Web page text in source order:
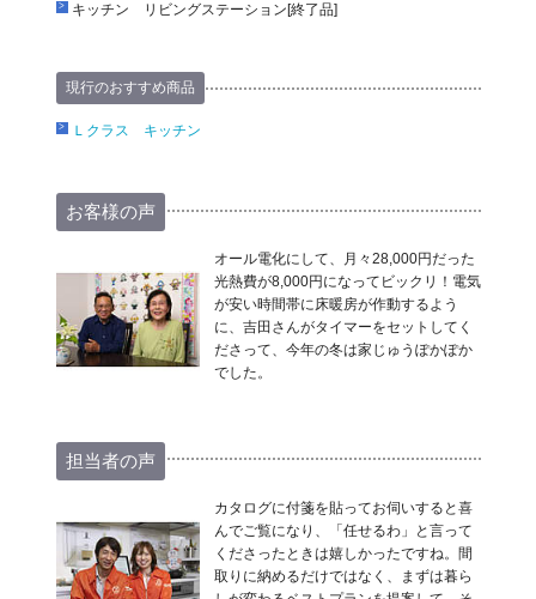
キッチン リビングステーション[終了品]
現行のおすすめ商品
Ｌクラス キッチン
お客様の声
オール電化にして、月々28,000円だった
光熱費が8,000円になってビックリ！電気
が安い時間帯に床暖房が作動するよう
に、吉田さんがタイマーをセットしてく
ださって、今年の冬は家じゅうぽかぽか
でした。
担当者の声
カタログに付箋を貼ってお伺いすると喜
んでご覧になり、「任せるわ」と言って
くださったときは嬉しかったですね。間
取りに納めるだけではなく、まずは暮ら